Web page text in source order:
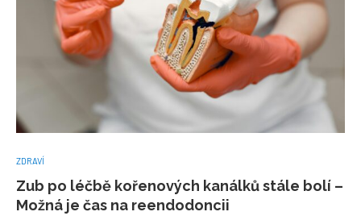
ZDRAVÍ
Zub po léčbě kořenových kanálků stále bolí –
Možná je čas na reendodoncii